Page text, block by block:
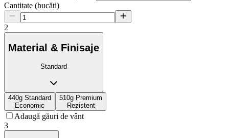
Cantitate (bucăți)
2
Material & Finisaje
Standard
440g Standard
Economic
510g Premium
Rezistent
Adaugă găuri de vânt
3